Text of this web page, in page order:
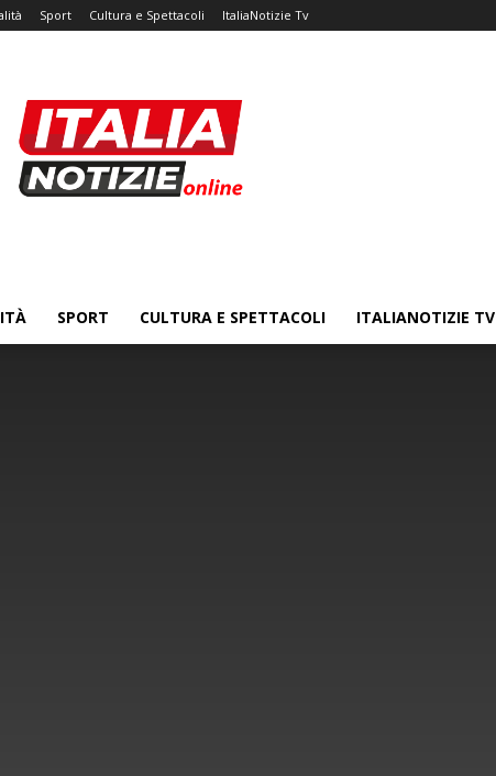
Sport Cultura e Spettacoli ItaliaNotizie Tv
SPORT CULTURA E SPETTACOLI ITALIANOTIZIE TV